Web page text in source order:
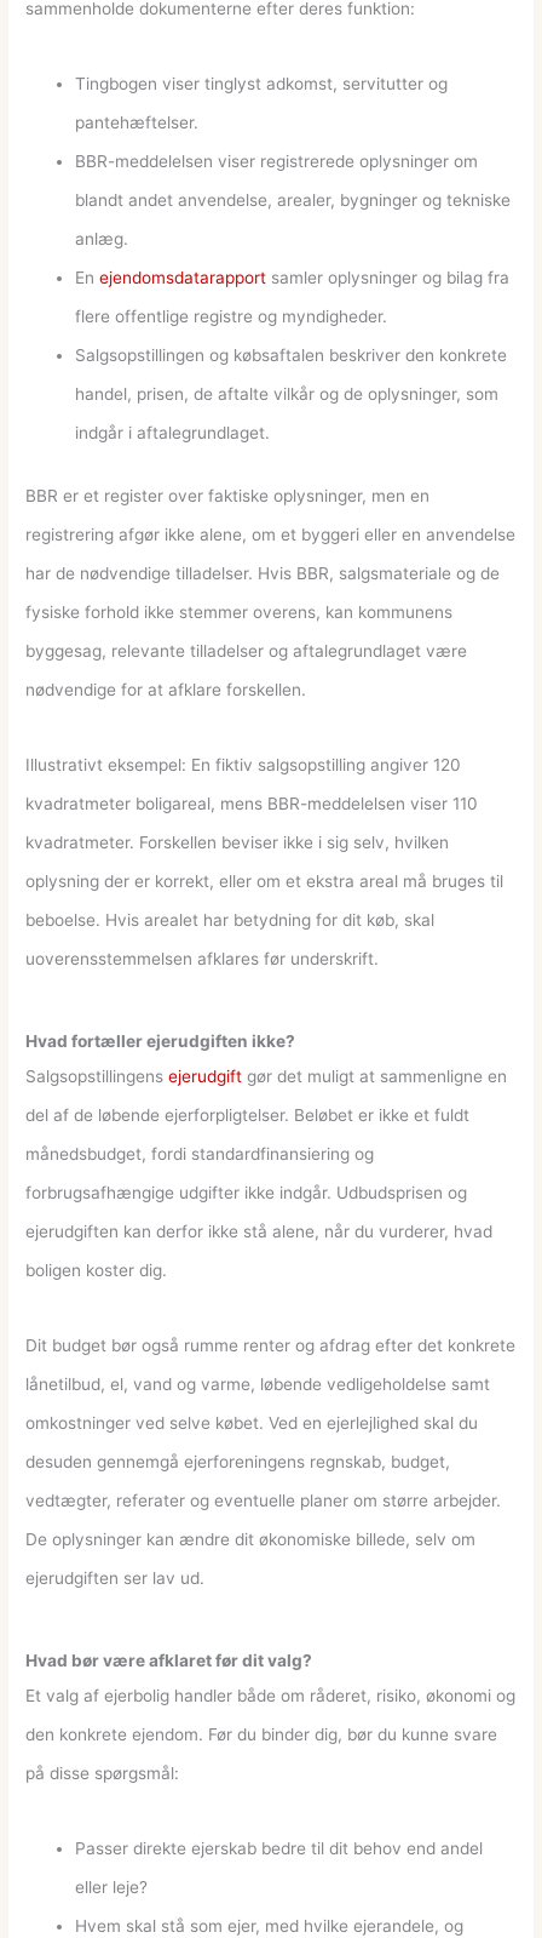
sammenholde dokumenterne efter deres funktion:
Tingbogen viser tinglyst adkomst, servitutter og
pantehæftelser.
BBR-meddelelsen viser registrerede oplysninger om
blandt andet anvendelse, arealer, bygninger og tekniske
anlæg.
Enejendomsdatarapport samler oplysninger og bilag fra
flere offentlige registre og myndigheder.
Salgsopstillingen og købsaftalen beskriver den konkrete
handel, prisen, de aftalte vilkår og de oplysninger, som
indgår i aftalegrundlaget.
BBR er et register over faktiske oplysninger, men en
registrering afgør ikke alene, om et byggeri eller en anvendelse
har de nødvendige tilladelser. Hvis BBR, salgsmateriale og de
fysiske forhold ikke stemmer overens, kan kommunens
byggesag, relevante tilladelser og aftalegrundlaget være
nødvendige for at afklare forskellen.
Illustrativt eksempel: En fiktiv salgsopstilling angiver 120
kvadratmeter boligareal, mens BBR-meddelelsen viser 110
kvadratmeter. Forskellen beviser ikke i sig selv, hvilken
oplysning der er korrekt, eller om et ekstra areal må bruges til
beboelse. Hvis arealet har betydning for dit køb, skal
uoverensstemmelsen afklares før underskrift.
Hvad fortæller ejerudgiften ikke?
Salgsopstillingensejerudgift gør det muligt at sammenligne en
del af de løbende ejerforpligtelser. Beløbet er ikke et fuldt
månedsbudget, fordi standardfinansiering og
forbrugsafhængige udgifter ikke indgår. Udbudsprisen og
ejerudgiften kan derfor ikke stå alene, når du vurderer, hvad
boligen koster dig.
Dit budget bør også rumme renter og afdrag efter det konkrete
lånetilbud, el, vand og varme, løbende vedligeholdelse samt
omkostninger ved selve købet. Ved en ejerlejlighed skal du
desuden gennemgå ejerforeningens regnskab, budget,
vedtægter, referater og eventuelle planer om større arbejder.
De oplysninger kan ændre dit økonomiske billede, selv om
ejerudgiften ser lav ud.
Hvad bør være afklaret før dit valg?
Et valg af ejerbolig handler både om råderet, risiko, økonomi og
den konkrete ejendom. Før du binder dig, bør du kunne svare
på disse spørgsmål:
Passer direkte ejerskab bedre til dit behov end andel
eller leje?
Hvem skal stå som ejer, med hvilke ejerandele, og